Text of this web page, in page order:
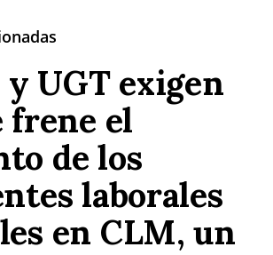
y UGT exigen
frene el
de los
laborales
en CLM, un